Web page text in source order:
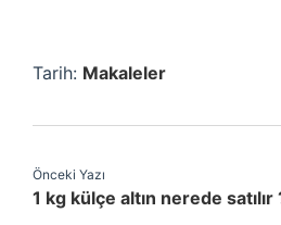
Tarih: Makaleler
Önceki Yazı
1 kg külçe altın nerede satılır